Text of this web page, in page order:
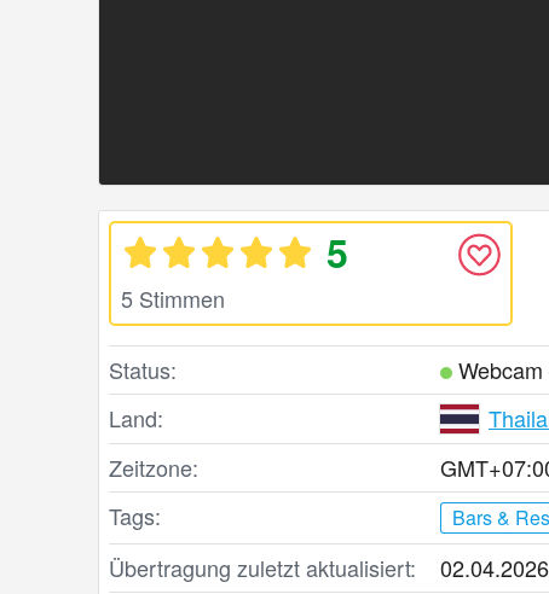
5
5 Stimmen
Status:
Land:
Zeitzone:
Tags:
Bars &
Übertragung zuletzt aktualisiert:
02.04.2026